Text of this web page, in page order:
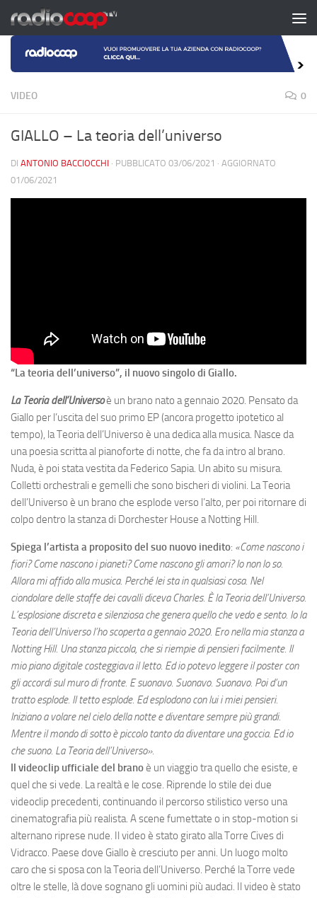
Salta al contenuto
VIDEO 0
GIALLO – La teoria dell’universo
DI ANTONIO BACCIOCCHI · PUBBLICATO 03/06/2021 · AGGIORNATO
01/06/2021
“La teoria dell’universo”, il nuovo singolo di Giallo.
La Teoria dell’Universoè un brano nato a gennaio 2020. Pensato da
Giallo per l’uscita del suo primo EP (ancora progetto ipotetico al
tempo), la Teoria dell’Universo è una dedica alla musica. Nasce da
una poesia scritta al pianoforte di notte, che fa da intro al brano.
Nuda, è poi stata vestita da Federico Sapia. Un abito su misura.
Colletti orchestrali e gemelli che sono bischeri di violini. La Teoria
dell’Universo è un brano che esplode verso l’alto, per poi ritornare di
colpo dentro la stanza di Dorchester House a Notting Hill.
Spiega l’artista a proposito del suo nuovo inedito: «Come nascono i
fiori? Come nascono i pianeti? Come nascono gli amori? Io non lo so.
Allora mi affido alla musica. Perché lei sta in qualsiasi cosa. Nel
ciondolare delle staffe dei cavalli diceva Charles. È la Teoria dell’Universo.
L’esplosione discreta e silenziosa che genera quello che vedo e sento. Io la
Teoria dell’Universo l’ho scoperta a gennaio 2020. Ero nella mia stanza a
Notting Hill. Una stanza piccola, che si riempie di pensieri facilmente. Il
mio piano digitale costeggiava il letto. Ed io potevo leggere il poster con
gli accordi sul muro di fronte. E suonavo. Suonavo. Suonavo. Poi d’un
tratto esplode. Il tetto esplode. Ed esplodono con lui i miei pensieri.
Iniziano a volare nel cielo della notte e diventare sempre più grandi.
Mentre il mondo di sotto è piccolo tanto da diventare una goccia. Ed io
che suono. La Teoria dell’Universo».
Il videoclip ufficiale del branoè un viaggio tra quello che esiste, e
quel che si vede. La realtà e le cose. Riprende lo stile dei due
videoclip precedenti, continuando il percorso stilistico verso una
cinematografia più realista. A scene fumettate o in stop-motion si
alternano riprese nude. Il video è stato girato alla Torre Cives di
Vidracco. Paese dove Giallo è cresciuto per anni. Un luogo molto
caro che si sposa con la Teoria dell’Universo. Perché la Torre vede
oltre le stelle, là dove sognano gli uomini più audaci. Il video è stato